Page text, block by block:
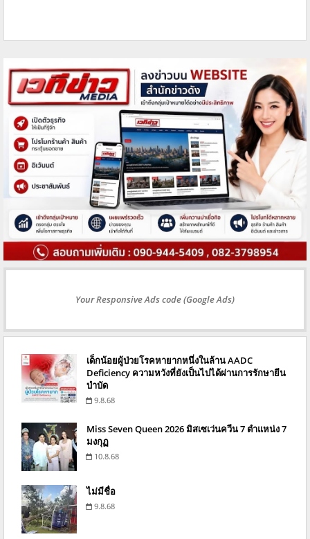
Your Responsive Ads code (Google Ads)
เด็กน้อยผู้ป่วยโรคหายากหนึ่งในล้าน AADC
Deficiency ความหวังที่ยังเป็นไปได้ผ่านการรักษายีน
บำบัด
9.8.68
Miss Seven Queen 2026 มิสเซเว่นควีน 7 ตำแหน่ง 7
มงกุฏ
10.8.68
ไม่มีชื่อ
9.8.68